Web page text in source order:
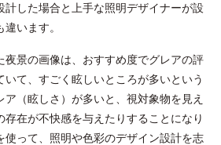
計した場合と上手な照明デザイナーが設
います。
夜景の画像は、おすすめ度でグレアの評
て、すごく眩しいところが多いという
ア（眩しさ）が多いと、視対象物を見え
存在が不快感を与えたりすることになり
使って、照明や色彩のデザイン設計を志